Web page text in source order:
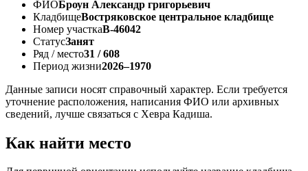
ФИОБроун Александр григорьевич
КладбищеВостряковское центральное кладбище
Номер участкаВ-46042
СтатусЗанят
Ряд / место31 / 608
Период жизни2026–1970
Данные записи носят справочный характер. Если требуется
уточнение расположения, написания ФИО или архивных
сведений, лучше связаться с Хевра Кадиша.
Как найти место